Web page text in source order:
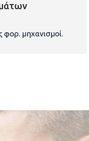
φορ. μηχανισμοί.